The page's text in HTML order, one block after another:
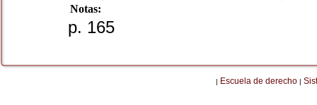
Notas:
p. 165
| Escuela de derecho |